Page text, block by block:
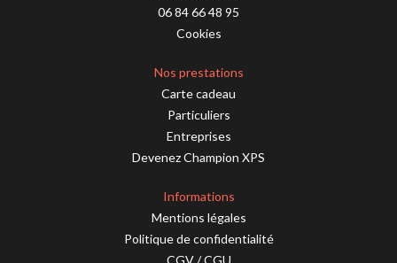
06 84 66 48 95
Cookies
Nos prestations
Carte cadeau
Particuliers
Entreprises
Devenez Champion XPS
Informations
Mentions légales
Politique de confidentialité